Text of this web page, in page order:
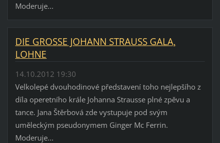
Moderuje...
DIE GROSSE JOHANN STRAUSS GALA,
LOHNE
14.10.2012 19:30
Velkolepé dvouhodinové představení toho nejlepšího z
díla operetního krále Johanna Strausse plné zpěvu a
tance. Jana Štěrbová zde vystupuje pod svým
uměleckým pseudonymem Ginger Mc Ferrin.
Moderuje...